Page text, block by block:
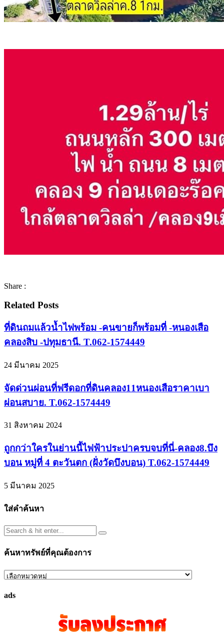
Share :
Related Posts
ที่ดินถมแล้วน้ำไฟพร้อม -คนขายก็พร้อมที่ -หนองเสือ
คลองสิบ -ปทุมธานี. T.062-1574449
24 มีนาคม 2025
จัดด่วนผ่อนที่ฟรีดอกที่ดินคลอง11หนองเสือราคาเบา
ผ่อนสบาย. T.062-1574449
31 สิงหาคม 2024
ถูกกว่าใครในย่านนี้ไฟฟ้าประปาครบจบที่นี่-คลอง8.บึง
บอน หมู่ที่ 4 ตะวันตก (ฝั่งวัดบึงบอน) T.062-1574449
5 มีนาคม 2025
ใส่คำค้นหา
ค้นหาทรัพย์ที่คุณต้องการ
ค้นหา
ที่
ads